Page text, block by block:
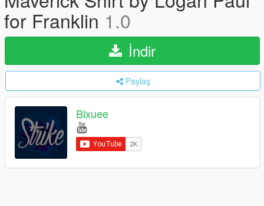
for Franklin 1.0
İndir
Paylaş
Blxuee